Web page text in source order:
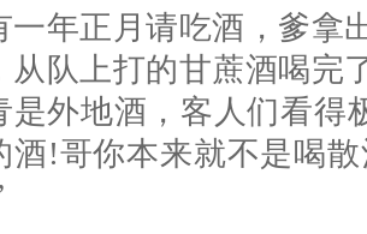
正月请吃酒，爹拿
从队上打的甘蔗酒喝完
是外地酒，客人们看得
酒!哥你本来就不是喝